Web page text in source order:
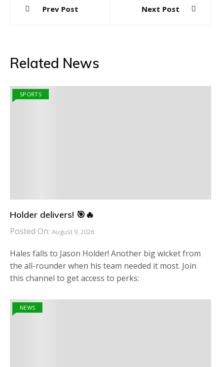
navigation
Prev Post Next Post
Related News
SPORTS
Holder delivers! 🎯🔥
Posted On: August 9, 2026
Hales falls to Jason Holder! Another big wicket from
the all-rounder when his team needed it most. Join
this channel to get access to perks:
NEWS